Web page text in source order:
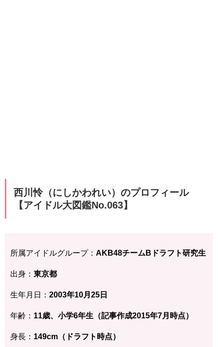
西川怜（にしかわれい）のプロフィール
【アイドル大図鑑No.063】
所属アイドルグループ： AKB48チームBドラフト研究生
出身： 東京都
生年月日： 2003年10月25日
年齢： 11歳、小学6年生（記事作成2015年7月時点）
身長： 149cm（ドラフト時点）